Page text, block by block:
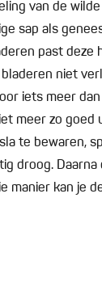
van de wilde
sap als
past deze
niet
iets meer
meer zo goed
te bewaren,
droog.
manier kan je